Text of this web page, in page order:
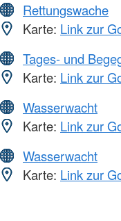
Rettungswache
Karte: Link zur
Tages- und
Karte: Link zur
Wasserwacht
Karte: Link zur
Wasserwacht
Karte: Link zur